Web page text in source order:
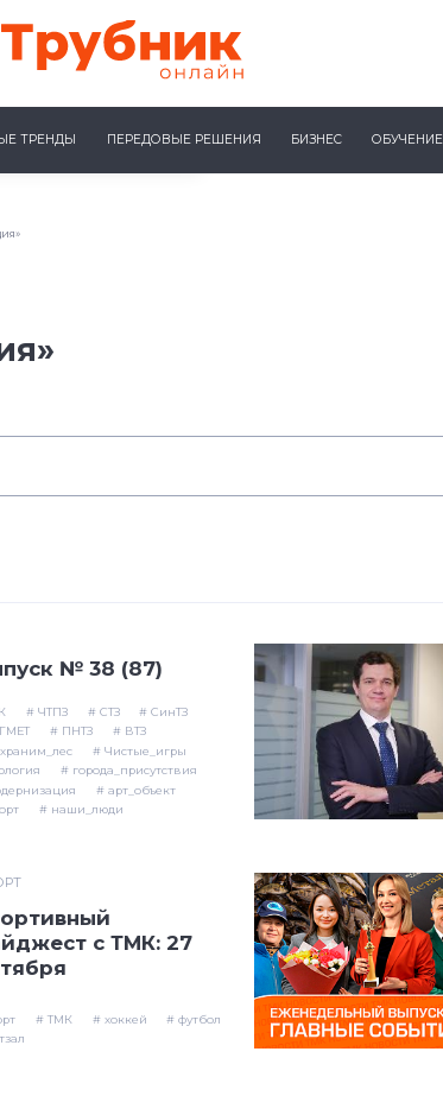
ТРЕНДЫ ПЕРЕДОВЫЕ РЕШЕНИЯ БИЗНЕС ОБУЧЕНИЕ
№ 38 (87)
# ЧТПЗ # СТЗ
# СинТЗ
# ПНТЗ
# ВТЗ
# Чистые_игры
# города_присутствия
# арт_объект
# наши_люди
с ТМК: 27
# ТМК # хоккей
# футбол